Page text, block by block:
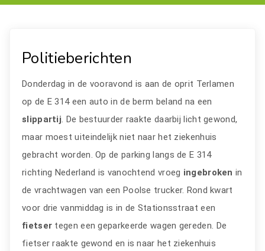
Politieberichten
Donderdag in de vooravond is aan de oprit Terlamen
op de E 314 een auto in de berm beland na een
slippartij. De bestuurder raakte daarbij licht gewond,
maar moest uiteindelijk niet naar het ziekenhuis
gebracht worden. Op de parking langs de E 314
richting Nederland is vanochtend vroeg ingebroken in
de vrachtwagen van een Poolse trucker. Rond kwart
voor drie vanmiddag is in de Stationsstraat een
fietser tegen een geparkeerde wagen gereden. De
fietser raakte gewond en is naar het ziekenhuis